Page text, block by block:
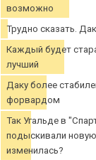
возможно
Трудно сказать.
Каждый будет
лучший
Даку более
форвардом
Так Угальде в
подыскивали
изменилась?